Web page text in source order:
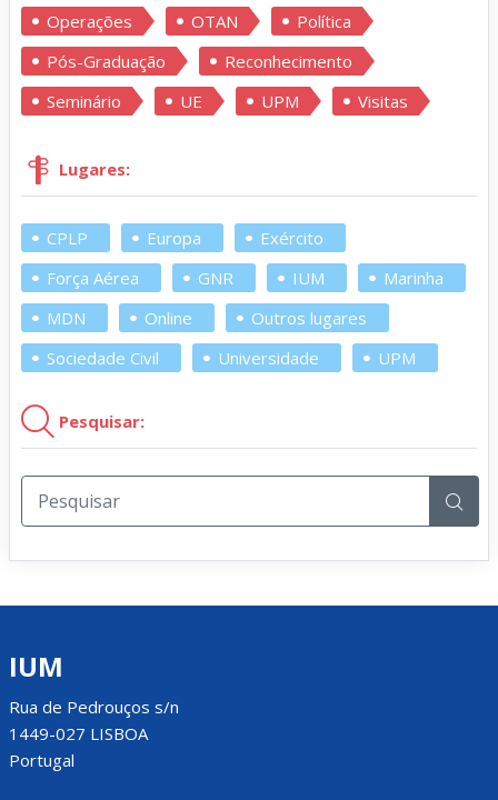
Operações
OTAN
Política
Pós-Graduação
Reconhecimento
Seminário
UE UPM Visitas
Lugares:
CPLP Europa
Exército
Força Aérea
GNR IUM
Marinha
MDN
Online
Outros lugares
Sociedade Civil
Universidade UPM
Pesquisar:
IUM
Rua de Pedrouços s/n
1449-027 LISBOA
Portugal